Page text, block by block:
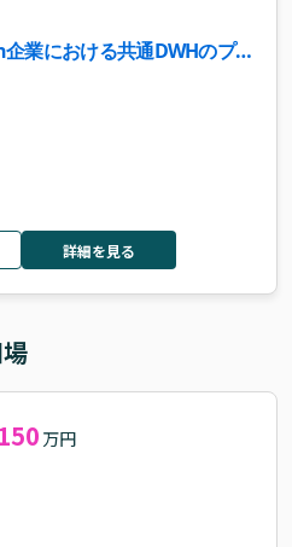
業における共通DWHのプ
詳細を見る
150 万円